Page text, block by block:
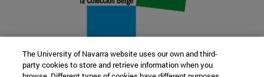
22 SEP
The University of Navarra website uses our own and third-
party cookies to store and retrieve information when you